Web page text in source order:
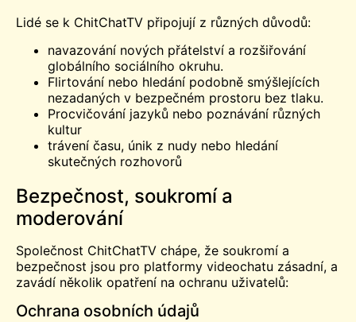
Lidé se k ChitChatTV připojují z různých důvodů:
navazování nových přátelství a rozšiřování
globálního sociálního okruhu.
Flirtování nebo hledání podobně smýšlejících
nezadaných v bezpečném prostoru bez tlaku.
Procvičování jazyků nebo poznávání různých
kultur
trávení času, únik z nudy nebo hledání
skutečných rozhovorů
Bezpečnost, soukromí a
moderování
Společnost ChitChatTV chápe, že soukromí a
bezpečnost jsou pro platformy videochatu zásadní, a
zavádí několik opatření na ochranu uživatelů:
Ochrana osobních údajů